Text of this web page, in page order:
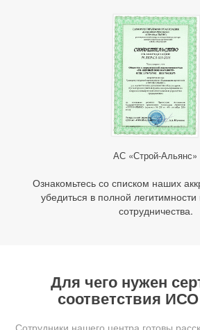
АС «Строй-Альянс»
Ознакомьтесь со списком наших
убедиться в полной легитимности
сотрудничества.
Для чего нужен
соответствия
Сотрудники нашего центра готовы